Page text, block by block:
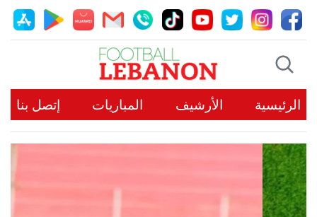
الرئيسية الأرشيف المباريات إتصل بنا